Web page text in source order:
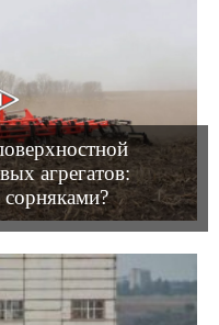
агрегатов: